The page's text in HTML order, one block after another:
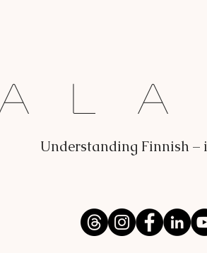
Understanding Finnish